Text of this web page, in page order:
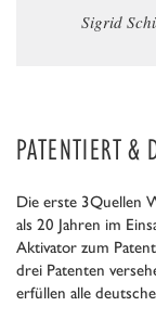
Sigrid
PATENTIERT &
Die erste 3Quellen
als 20 Jahren im
Aktivator zum
drei Patenten
erfüllen alle